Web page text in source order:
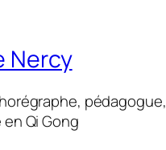
Nercy
pédagogue,
Qi Gong